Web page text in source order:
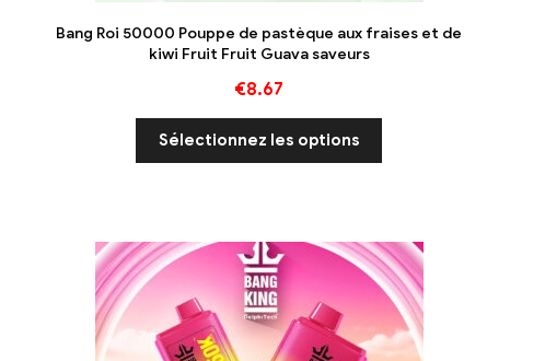
Bang Roi 50000 Pouppe de pastèque aux fraises et de
kiwi Fruit Fruit Guava saveurs
€8.67
Sélectionnez les options